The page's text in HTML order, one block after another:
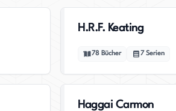
H.R.F. Keating
78 Bücher 7 Serien
Haggai Carmon